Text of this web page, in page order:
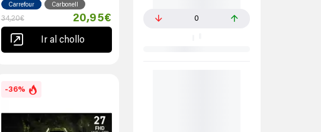
Carrefour Carbonell
34,20€ 20,95€
Ir al chollo
-36%
0